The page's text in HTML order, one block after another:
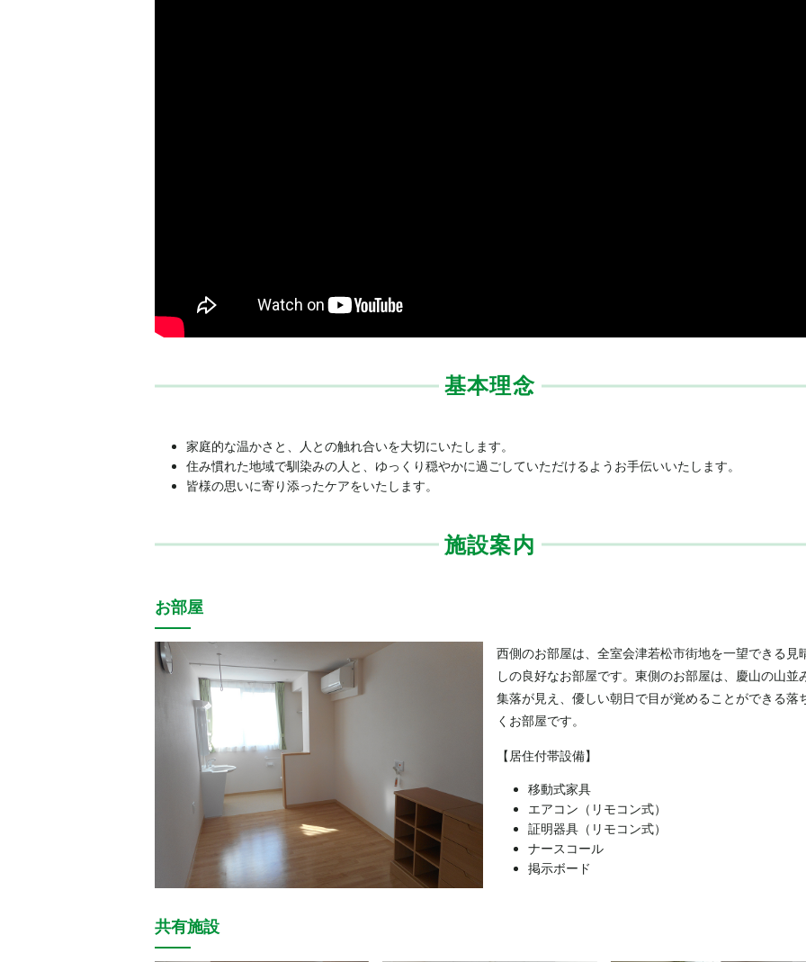
基本理念
家庭的な温かさと、人との触れ合いを大切にいたします。
住み慣れた地域で馴染みの人と、ゆっくり穏やかに過ごしていただけるようお手伝いいたします。
皆様の思いに寄り添ったケアをいたします。
施設案内
お部屋
西側のお部屋は、全室会津若松市街地を一望できる見
しの良好なお部屋です。東側のお部屋は、慶山の山並
集落が見え、優しい朝日で目が覚めることができる落
くお部屋です。
【居住付帯設備】
移動式家具
エアコン（リモコン式）
証明器具（リモコン式）
ナースコール
掲示ボード
共有施設